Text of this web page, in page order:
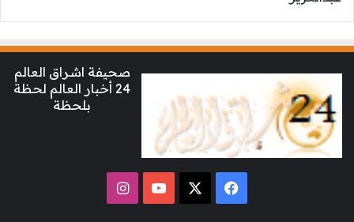
صحيفة اشراق العالم
24 أخبار العالم لحظة
بلحظة
فيسبوك ‫YouTubeانستقرام